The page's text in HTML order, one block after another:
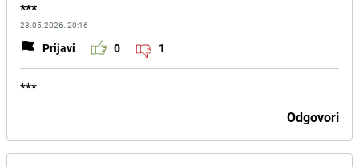
***
23.05.2026. 20:16
Prijavi 0 1
***
Odgovori